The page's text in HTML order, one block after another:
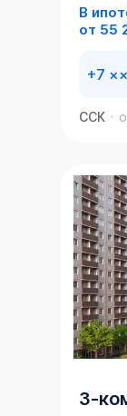
В
от 55
+7
ССК
3-